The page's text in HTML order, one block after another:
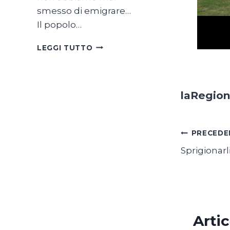
articoli
Sprigionarli
smesso di emigrare…
Il popolo…
LEGGI TUTTO SON